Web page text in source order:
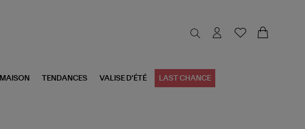
MAISON TENDANCES VALISE D'ÉTÉ LAST CHANCE